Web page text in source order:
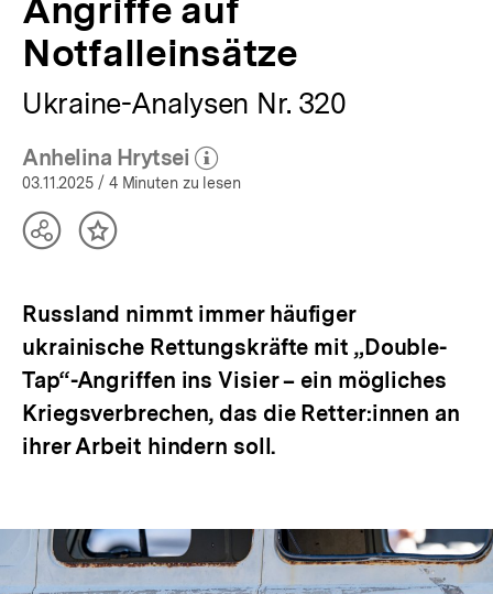
Angriffe auf
Notfalleinsätze
Ukraine-Analysen Nr. 320
Anhelina Hrytsei
(Mehr zum Autor)
öffnen
03.11.2025 / 4 Minuten zu lesen
TeilenInhalt
Russland nimmt immer häufiger
ukrainische Rettungskräfte mit „Double-
Tap“-Angriffen ins Visier – ein mögliches
Kriegsverbrechen, das die Retter:innen an
ihrer Arbeit hindern soll.